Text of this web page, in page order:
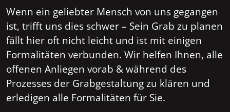
Wenn ein geliebter Mensch von uns gegangen
ist, trifft uns dies schwer – Sein Grab zu planen
fällt hier oft nicht leicht und ist mit einigen
Formalitäten verbunden. Wir helfen Ihnen, alle
offenen Anliegen vorab & während des
Prozesses der Grabgestaltung zu klären und
erledigen alle Formalitäten für Sie.